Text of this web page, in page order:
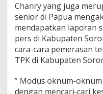
Chanry yang juga
senior di Papua
mendapatkan laporan
pers di Kabupaten
cara-cara pemerasan
TPK di Kabupaten
” Modus oknum-
dengan mencari-cari